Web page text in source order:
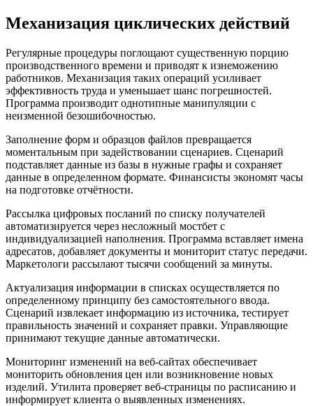
Механизация циклических действий
Регулярные процедуры поглощают существенную порцию
производственного времени и приводят к изнеможению
работников. Механизация таких операций усиливает
эффективность труда и уменьшает шанс погрешностей.
Программа производит однотипные манипуляции с
неизменной безошибочностью.
Заполнение форм и образцов файлов превращается
моментальным при задействовании сценариев. Сценарий
подставляет данные из базы в нужные графы и сохраняет
данные в определенном формате. Финансисты экономят часы
на подготовке отчётности.
Рассылка цифровых посланий по списку получателей
автоматизируется через несложный мостбет с
индивидуализацией наполнения. Программа вставляет имена
адресатов, добавляет документы и мониторит статус передачи.
Маркетологи рассылают тысячи сообщений за минуты.
Актуализация информации в списках осуществляется по
определенному принципу без самостоятельного ввода.
Сценарий извлекает информацию из источника, тестирует
правильность значений и сохраняет правки. Управляющие
принимают текущие данные автоматически.
Мониторинг изменений на веб-сайтах обеспечивает
мониторить обновления цен или возникновение новых
изделий. Утилита проверяет веб-страницы по расписанию и
информирует клиента о выявленных изменениях.